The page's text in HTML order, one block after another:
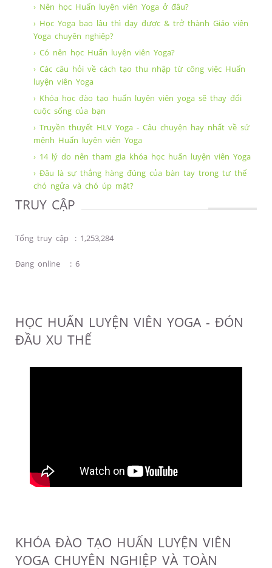
› Nên học Huấn luyện viên Yoga ở đâu?
› Học Yoga bao lâu thì dạy được & trở thành Giáo viên
Yoga chuyên nghiệp?
› Có nên học Huấn luyện viên Yoga?
› Các câu hỏi về cách tạo thu nhập từ công việc Huấn
luyện viên Yoga
› Khóa học đào tạo huấn luyện viên yoga sẽ thay đổi
cuộc sống của bạn
› Truyền thuyết HLV Yoga - Câu chuyện hay nhất về sứ
mệnh Huấn luyện viên Yoga
› 14 lý do nên tham gia khóa học huấn luyện viên Yoga
› Đâu là sự thẳng hàng đúng của bàn tay trong tư thế
chó ngửa và chó úp mặt?
TRUY CẬP
Tổng truy cập : 1,253,284
Đang online : 6
HỌC HUẤN LUYỆN VIÊN YOGA - ĐÓN
ĐẦU XU THẾ
KHÓA ĐÀO TẠO HUẤN LUYỆN VIÊN
YOGA CHUYÊN NGHIỆP VÀ TOÀN